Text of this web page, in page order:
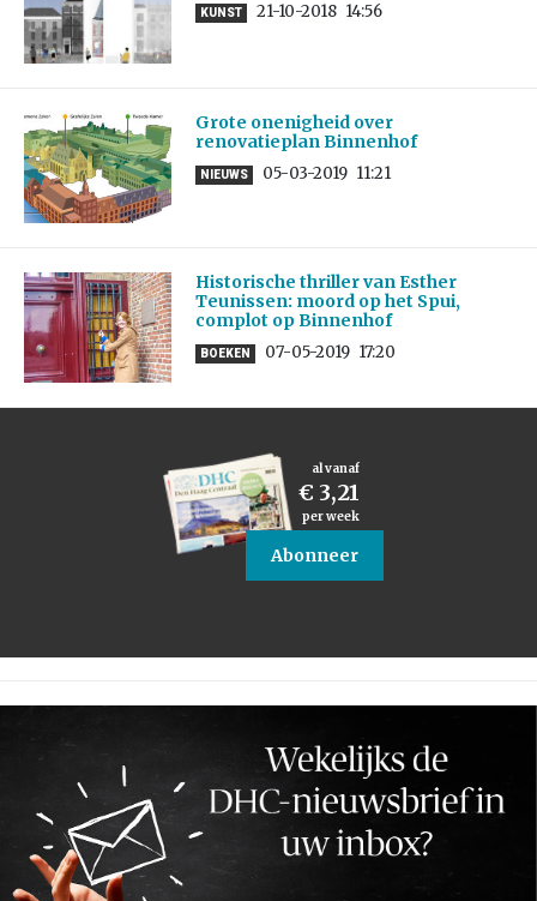
KUNST 21-10-2018 14:56
Grote onenigheid over
renovatieplan Binnenhof
NIEUWS 05-03-2019 11:21
Historische thriller van Esther
Teunissen: moord op het Spui,
complot op Binnenhof
BOEKEN 07-05-2019 17:20
al vanaf
€ 3,21
per week
Abonneer